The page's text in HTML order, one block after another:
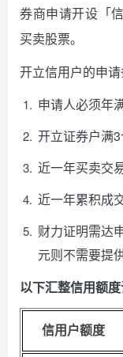
券商申请开设「
买卖股票。
开立信用户的申请
申请人必须年
开立证券户满3
近一年买卖交
近一年累积成
财力证明需达
元则不需要提供
以下汇整信用额度
信用户额度